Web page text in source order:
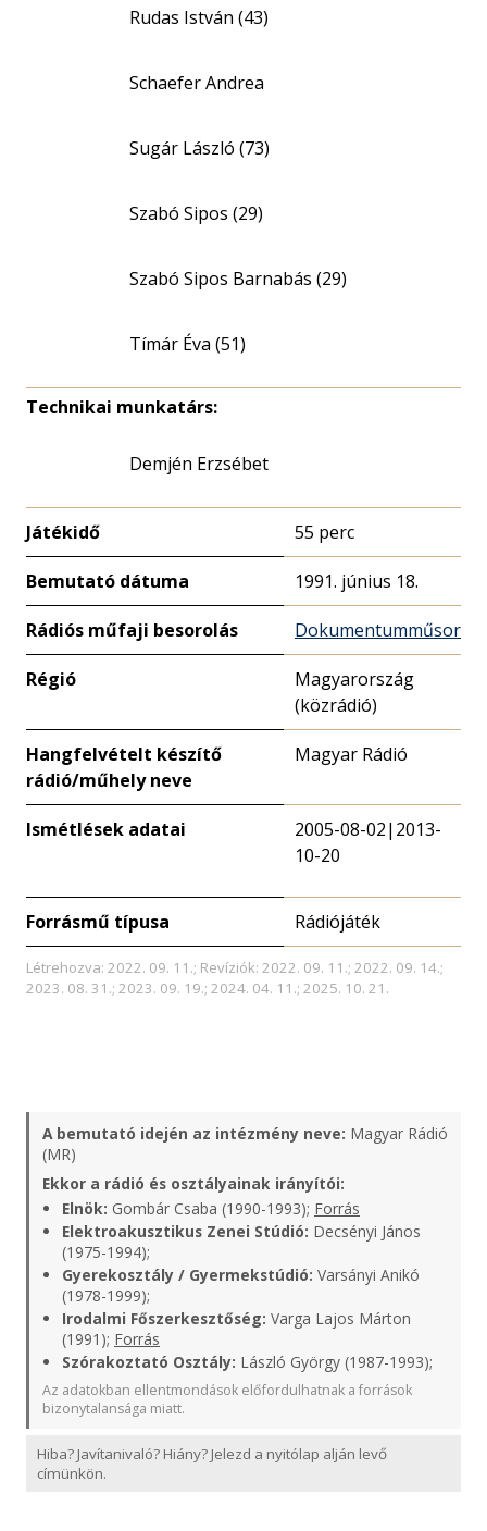
Rudas István (43)
Schaefer Andrea
Sugár László (73)
Szabó Sipos (29)
Szabó Sipos Barnabás (29)
Tímár Éva (51)
Technikai munkatárs:
Demjén Erzsébet
Játékidő 55 perc
Bemutató dátuma 1991. június 18.
Rádiós műfaji besorolás Dokumentumműsor
Régió
Magyarország
(közrádió)
Hangfelvételt készítő
rádió/műhely neve
Magyar Rádió
Ismétlések adatai
2005-08-02|2013-
10-20
Forrásmű típusa Rádiójáték
Létrehozva: 2022. 09. 11.; Revíziók: 2022. 09. 11.; 2022. 09. 14.;
2023. 08. 31.; 2023. 09. 19.; 2024. 04. 11.; 2025. 10. 21.
A bemutató idején az intézmény neve: Magyar Rádió
(MR)
Ekkor a rádió és osztályainak irányítói:
Elnök: Gombár Csaba (1990-1993); Forrás
Elektroakusztikus Zenei Stúdió: Decsényi János
(1975-1994);
Gyerekosztály / Gyermekstúdió: Varsányi Anikó
(1978-1999);
Irodalmi Főszerkesztőség: Varga Lajos Márton
(1991); Forrás
Szórakoztató Osztály: László György (1987-1993);
Az adatokban ellentmondások előfordulhatnak a források
bizonytalansága miatt.
Hiba? Javítanivaló? Hiány? Jelezd a nyitólap alján levő
címünkön.